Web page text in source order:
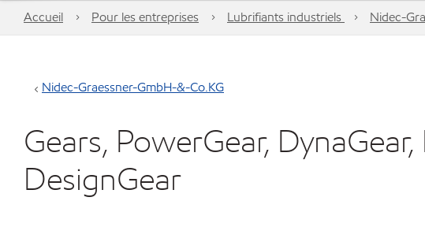
Accueil Pour les entreprises Lubrifiants industriels Nidec-
Nidec-Graessner-GmbH-&-Co.KG
Gears, PowerGear, DynaGear,
DesignGear